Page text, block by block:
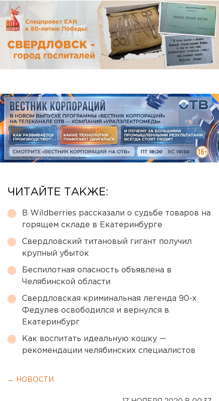
ЧИТАЙТЕ ТАКЖЕ:
В Wildberries рассказали о судьбе товаров на
горящем складе в Екатеринбурге
Свердловский титановый гигант получил
крупный убыток
Беспилотная опасность объявлена в
Челябинской области
Свердловская криминальная легенда 90-х
Федулев освободился и вернулся в
Екатеринбург
Как воспитать идеальную кошку —
рекомендации челябинских специалистов
← НОВОСТИ